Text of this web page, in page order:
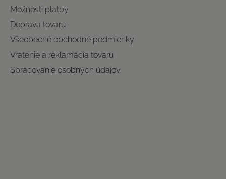
Možnosti platby
Doprava tovaru
Všeobecné obchodné podmienky
Vrátenie a reklamácia tovaru
Spracovanie osobných údajov